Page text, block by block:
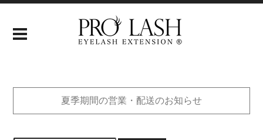
夏季期間の営業・配送のお知らせ